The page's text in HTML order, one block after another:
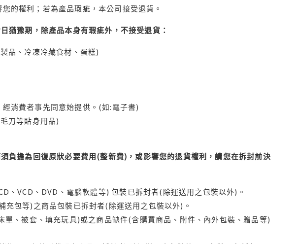
的權利；若為產品瑕疵，本公司接受退貨。
猶豫期，除產品本身有瑕疵外，不接受退貨：
品、冷凍冷藏食材、蛋糕)
消費者事先同意始提供。(如:電子書)
刀等貼身用品)
負擔為回復原狀必要費用(整新費)，或影響您的退貨權利，請您在拆封前決
、VCD、DVD、電腦軟體等) 包裝已拆封者(除運送用之包裝以外)。
包等)之商品包裝已拆封者(除運送用之包裝以外)。
、被套、填充玩具)或之商品缺件(含購買商品、附件、內外包裝、贈品等)